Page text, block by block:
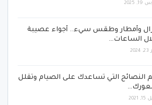
2025
وأمطار وطقس سيء.. أجواء عصيبة
الساعات…
النصائح التي تساعدك على الصيام وتقلل
2021